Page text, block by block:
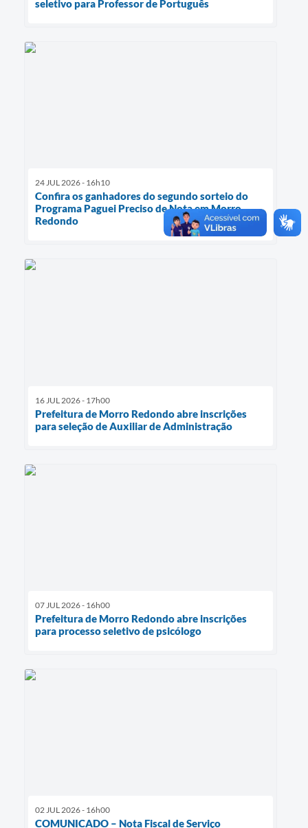
seletivo para Professor de Português
24 JUL 2026 - 16h10
Confira os ganhadores do segundo sorteio do
Programa Paguei Preciso de Nota em Morro
Redondo
16 JUL 2026 - 17h00
Prefeitura de Morro Redondo abre inscrições
para seleção de Auxiliar de Administração
07 JUL 2026 - 16h00
Prefeitura de Morro Redondo abre inscrições
para processo seletivo de psicólogo
02 JUL 2026 - 16h00
COMUNICADO – Nota Fiscal de Serviço